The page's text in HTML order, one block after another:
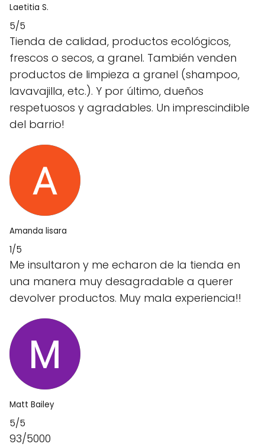
Laetitia S.
5/5
Tienda de calidad, productos ecológicos,
frescos o secos, a granel. También venden
productos de limpieza a granel (shampoo,
lavavajilla, etc.). Y por último, dueños
respetuosos y agradables. Un imprescindible
del barrio!
Amanda lisara
1/5
Me insultaron y me echaron de la tienda en
una manera muy desagradable a querer
devolver productos. Muy mala experiencia!!
Matt Bailey
5/5
93/5000